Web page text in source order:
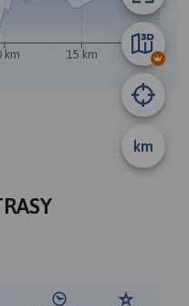
km
km 15 km 20 km